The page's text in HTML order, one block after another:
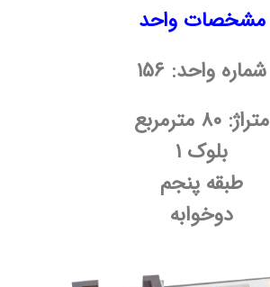
مشخصات واحد
شماره واحد: ۱۵۶
متراژ: ۸۰ مترمربع
بلوک ۱
طبقه پنجم
دوخوابه